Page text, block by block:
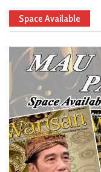
Space Available